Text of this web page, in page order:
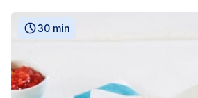
30 min